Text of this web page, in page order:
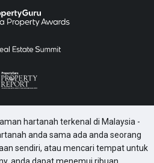
hartanah terkenal di Malaysia -
anda sama ada anda seorang
sendiri, atau mencari tempat untuk